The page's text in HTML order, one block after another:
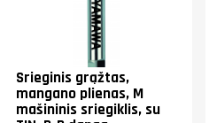
Srieginis grąžtas,
mangano plienas, M
mašininis sriegiklis, su